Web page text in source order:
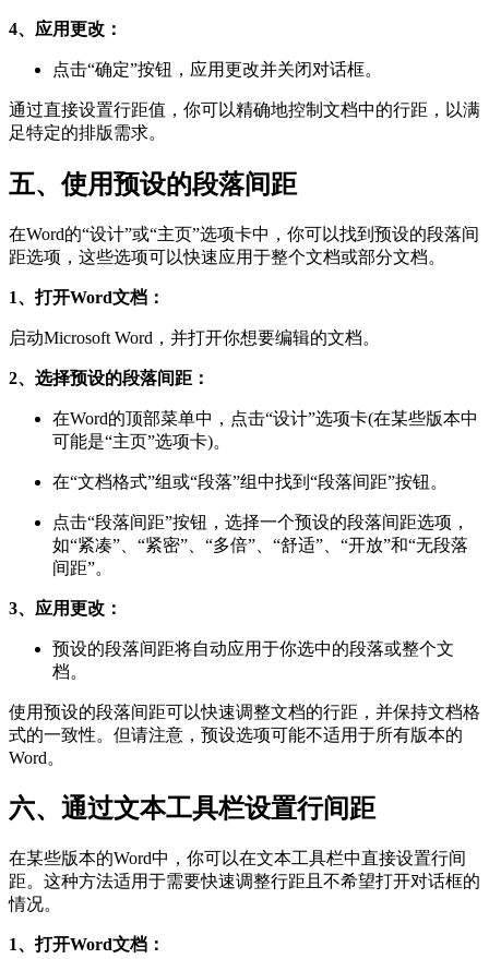
4、应用更改：
点击“确定”按钮，应用更改并关闭对话框。
通过直接设置行距值，你可以精确地控制文档中的行距，以满
足特定的排版需求。
五、使用预设的段落间距
在Word的“设计”或“主页”选项卡中，你可以找到预设的段落间
距选项，这些选项可以快速应用于整个文档或部分文档。
1、打开Word文档：
启动Microsoft Word，并打开你想要编辑的文档。
2、选择预设的段落间距：
在Word的顶部菜单中，点击“设计”选项卡(在某些版本中
可能是“主页”选项卡)。
在“文档格式”组或“段落”组中找到“段落间距”按钮。
点击“段落间距”按钮，选择一个预设的段落间距选项，
如“紧凑”、“紧密”、“多倍”、“舒适”、“开放”和“无段落
间距”。
3、应用更改：
预设的段落间距将自动应用于你选中的段落或整个文
档。
使用预设的段落间距可以快速调整文档的行距，并保持文档格
式的一致性。但请注意，预设选项可能不适用于所有版本的
Word。
六、通过文本工具栏设置行间距
在某些版本的Word中，你可以在文本工具栏中直接设置行间
距。这种方法适用于需要快速调整行距且不希望打开对话框的
情况。
1、打开Word文档：